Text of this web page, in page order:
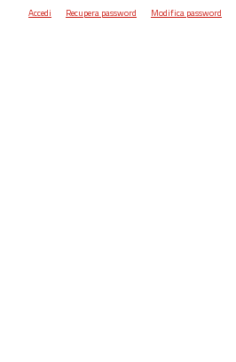
Accedi Recupera password Modifica password